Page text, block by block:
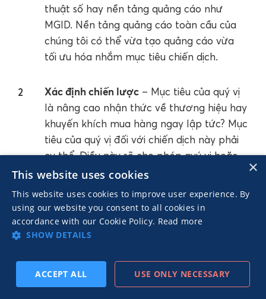
thuật số hay nền tảng quảng cáo như
MGID. Nền tảng quảng cáo toàn cầu của
chúng tôi có thể vừa tạo quảng cáo vừa
tối ưu hóa nhắm mục tiêu chiến dịch.
Xác định chiến lược – Mục tiêu của quý vị
là nâng cao nhận thức về thương hiệu hay
khuyến khích mua hàng ngay lập tức? Mục
tiêu của quý vị đối với chiến dịch này phải
cụ thể. Điều này sẽ cho phép quý vị hoặc
bất kỳ nền tảng nào đang làm việc cùng
quý vị điều chỉnh quảng cáo theo kết quả
muốn đạt được.
Xác định nội dung sáng tạo
copy? Nếu quý vị đang làm việc với một
đại lý hoặc nền tảng, hãy xem xét những
THEO
×
This website uses cookies
This website uses cookies to improve user experience. By
using our website you consent to all cookies in
accordance with our Cookie Policy. Read more
SHOW DETAILS
ACCEPT ALL USE ONLY NECESSARY